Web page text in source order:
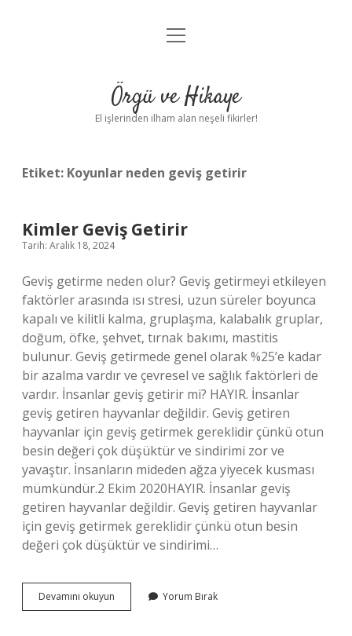
Anasayfa
Yasal Uyarı
menüyü
Örgü ve Hikaye
El işlerinden ilham alan neşeli fikirler!
Etiket: Koyunlar neden geviş getirir
Kimler Geviş Getirir
Tarih: Aralık 18, 2024
Geviş getirme neden olur? Geviş getirmeyi etkileyen
faktörler arasında ısı stresi, uzun süreler boyunca
kapalı ve kilitli kalma, gruplaşma, kalabalık gruplar,
doğum, öfke, şehvet, tırnak bakımı, mastitis
bulunur. Geviş getirmede genel olarak %25’e kadar
bir azalma vardır ve çevresel ve sağlık faktörleri de
vardır. İnsanlar geviş getirir mi? HAYIR. İnsanlar
geviş getiren hayvanlar değildir. Geviş getiren
hayvanlar için geviş getirmek gereklidir çünkü otun
besin değeri çok düşüktür ve sindirimi zor ve
yavaştır. İnsanların mideden ağza yiyecek kusması
mümkündür.2 Ekim 2020HAYIR. İnsanlar geviş
getiren hayvanlar değildir. Geviş getiren hayvanlar
için geviş getirmek gereklidir çünkü otun besin
değeri çok düşüktür ve sindirimi…
Devamını okuyun
Geviş
Yorum Bırak